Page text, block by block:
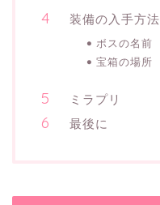
装備の入手方法
ボスの名前
宝箱の場所
ミラプリ
最後に